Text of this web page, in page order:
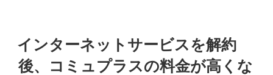
稿
日:
インターネットサービスを解約
後、コミュプラスの料金が高くな